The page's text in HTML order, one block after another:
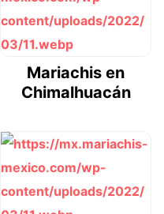
Mariachis en
Chimalhuacán